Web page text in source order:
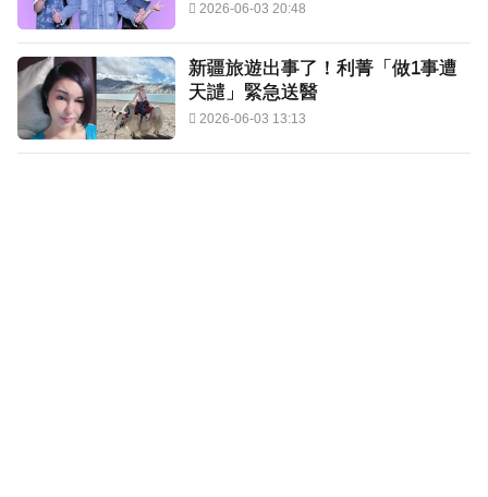
2026-06-03 20:48
新疆旅遊出事了！利菁「做1事遭
天譴」緊急送醫
2026-06-03 13:13